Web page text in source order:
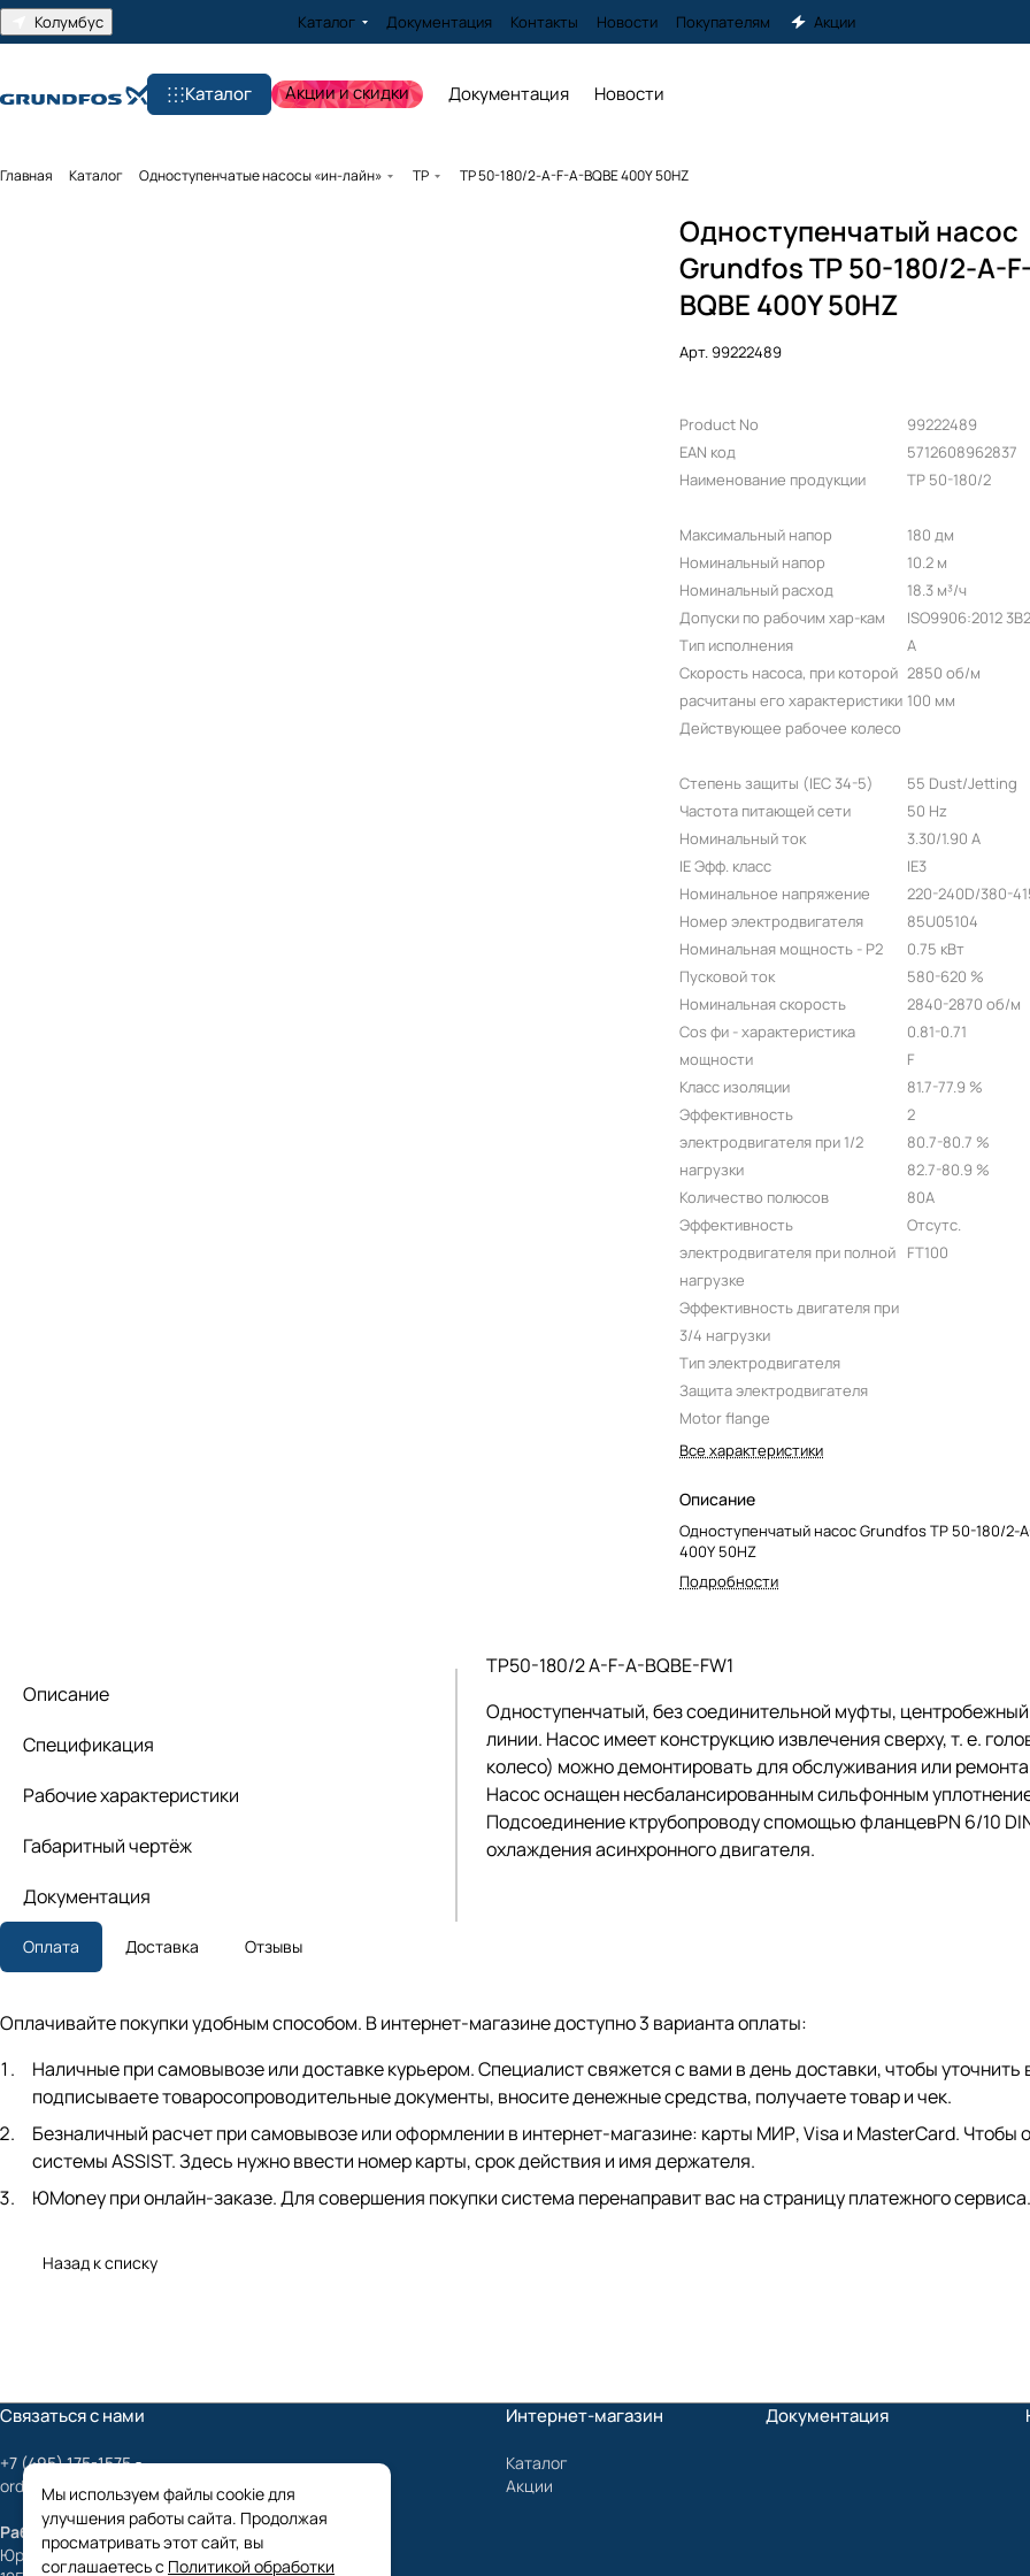
Колумбус Каталог Документация Контакты Новости Покупателям Акции
Каталог Акции и скидки Документация Новости
Главная Каталог Одноступенчатые насосы «ин-лайн» TP TP 50-180/2-A-F-A-BQBE 400Y 50HZ
Одноступенчатый насос
Grundfos TP 50-180/2-A-
BQBE 400Y 50HZ
Арт.99222489
Product No
EAN код
Наименование продукции
99222489
5712608962837
TP 50-180/2
Максимальный напор
Номинальный напор
Номинальный расход
Допуски по рабочим хар-кам
Тип исполнения
Скорость насоса, при которой
расчитаны его характеристики
Действующее рабочее колесо
180 дм
10.2 м
18.3 м³/ч
ISO9906:2012 3B2
A
2850 об/м
100 мм
Степень защиты (IEC 34-5)
Частота питающей сети
Номинальный ток
IE Эфф. класс
Номинальное напряжение
Номер электродвигателя
Номинальная мощность - P2
Пусковой ток
Номинальная скорость
Cos фи - характеристика
мощности
Класс изоляции
Эффективность
электродвигателя при 1/2
нагрузки
Количество полюсов
Эффективность
электродвигателя при полной
нагрузке
Эффективность двигателя при
3/4 нагрузки
Тип электродвигателя
Защита электродвигателя
Motor flange
55 Dust/Jetting
50 Hz
3.30/1.90 A
IE3
220-240D/380-
85U05104
0.75 кВт
580-620 %
2840-2870 об/м
0.81-0.71
F
81.7-77.9 %
2
80.7-80.7 %
82.7-80.9 %
80A
Отсутс.
FT100
Все характеристики
Описание
Одноступенчатый насос Grundfos TP 50-180/2-
400Y 50HZ
Подробности
Описание
Спецификация
Рабочие характеристики
Габаритный чертёж
Документация
TP50-180/2 A-F-A-BQBE-FW1
Одноступенчатый, без соединительной муфты,
линии. Насос имеет конструкцию извлечения сверху,т. е.
колесо) можно демонтировать для обслуживания или
Насос оснащен несбалансированным сильфонным
Подсоединение ктрубопроводу спомощью фланцевPN 6/10
охлаждения асинхронного двигателя.
Оплата Доставка Отзывы
Оплачивайте покупки удобным способом. В интернет-магазине доступно 3 варианта оплаты:
Наличные при самовывозе или доставке курьером. Специалист свяжется с вами в день доставки, чтобы
подписываете товаросопроводительные документы, вносите денежные средства, получаете товар и чек.
Безналичный расчет при самовывозе или оформлении в интернет-магазине: карты МИР, Visa и MasterCard. Чтобы
системы ASSIST. Здесь нужно ввести номер карты, срок действия и имя держателя.
ЮMoney при онлайн-заказе. Для совершения покупки система перенаправит вас на страницу платежного
Назад к списку
Связаться с нами
+7 (495) 175-1575
order@mygrundfos.ru
Работаем только с юридическими лицами
Юридический адрес:
Интернет-магазин
Каталог
Акции
Документация
Мы используем файлы cookie для
улучшения работы сайта. Продолжая
просматривать этот сайт, вы
соглашаетесь с Политикой обработки